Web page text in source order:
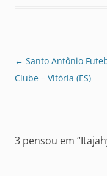
Navegação
de
← Santo Antônio
Clube – Vitória (ES)
3 pensou em “